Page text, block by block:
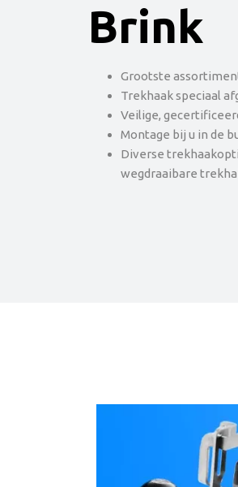
Brink
Grootste
Trekhaak speciaal
Veilige,
Montage bij u in de
Diverse
wegdraaibare